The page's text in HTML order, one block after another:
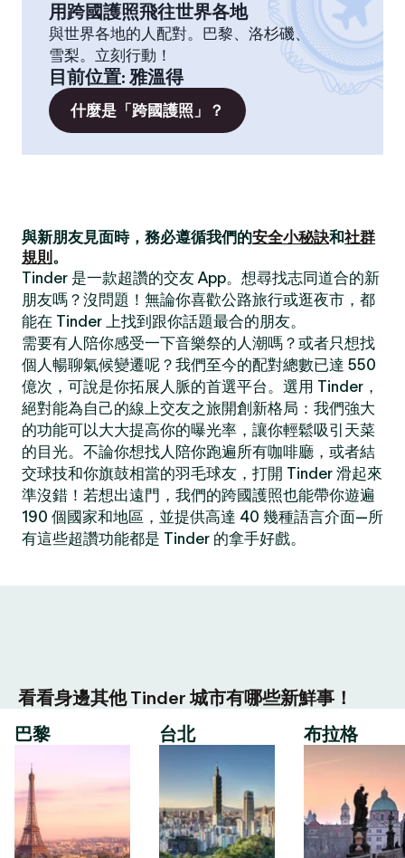
用跨國護照飛往世界各地
與世界各地的人配對。巴黎、洛杉磯、
雪梨。立刻行動！
目前位置: 雅溫得
什麼是「跨國護照」？
與新朋友見面時，務必遵循我們的安全小秘訣和社群
規則 。
Tinder 是一款超讚的交友 App。想尋找志同道合的新
朋友嗎？沒問題！無論你喜歡公路旅行或逛夜市，都
能在 Tinder 上找到跟你話題最合的朋友。
需要有人陪你感受一下音樂祭的人潮嗎？或者只想找
個人暢聊氣候變遷呢？我們至今的配對總數已達 550
億次，可說是你拓展人脈的首選平台。選用 Tinder，
絕對能為自己的線上交友之旅開創新格局：我們強大
的功能可以大大提高你的曝光率，讓你輕鬆吸引天菜
的目光。不論你想找人陪你跑遍所有咖啡廳，或者結
交球技和你旗鼓相當的羽毛球友，打開 Tinder 滑起來
準沒錯！若想出遠門，我們的跨國護照也能帶你遊遍
190 個國家和地區，並提供高達 40 幾種語言介面—所
有這些超讚功能都是 Tinder 的拿手好戲。
看看身邊其他 Tinder 城市有哪些新鮮事！
巴黎
台北 布拉格